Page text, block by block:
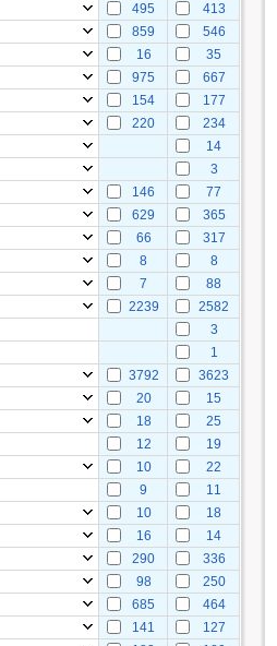
495
413
859
546
16
35
975
667
154
177
220
234
14
3
146
77
629
365
66
317
8
8
7
88
2239
2582
3
1
3792
3623
20
15
18
25
12
19
10
22
9
11
10
18
16
14
290
336
98
250
685
464
141
127